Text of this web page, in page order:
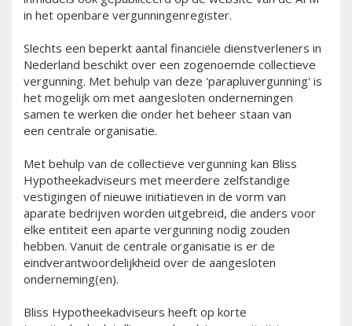
in het openbare vergunningenregister.
Slechts een beperkt aantal financiële dienstverleners in
Nederland beschikt over een zogenoemde collectieve
vergunning. Met behulp van deze 'parapluvergunning' is
het mogelijk om met aangesloten ondernemingen
samen te werken die onder het beheer staan van
een centrale organisatie.
Met behulp van de collectieve vergunning kan Bliss
Hypotheekadviseurs met meerdere zelfstandige
vestigingen of nieuwe initiatieven in de vorm van
aparate bedrijven worden uitgebreid, die anders voor
elke entiteit een aparte vergunning nodig zouden
hebben. Vanuit de centrale organisatie is er de
eindverantwoordelijkheid over de aangesloten
onderneming(en).
Bliss Hypotheekadviseurs heeft op korte